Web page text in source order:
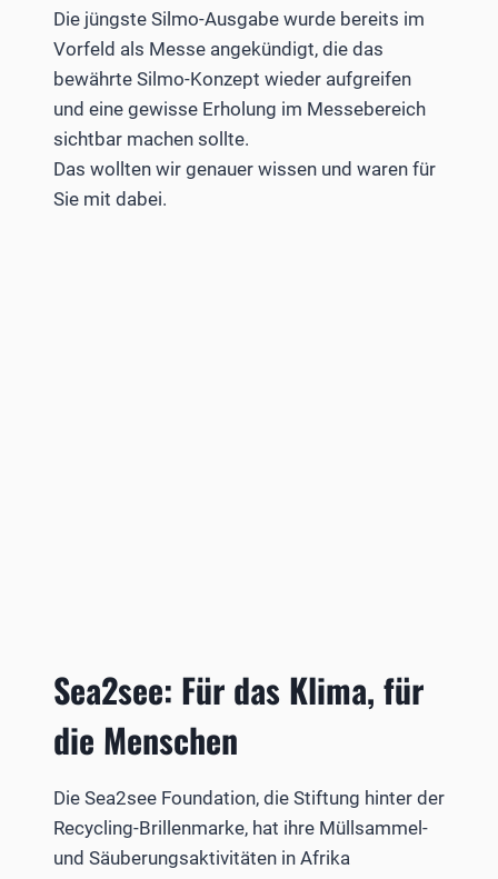
Die jüngste Silmo-Ausgabe wurde bereits im
Vorfeld als Messe angekündigt, die das
bewährte Silmo-Konzept wieder aufgreifen
und eine gewisse Erholung im Messebereich
sichtbar machen sollte.
Das wollten wir genauer wissen und waren für
Sie mit dabei.
Sea2see: Für das Klima, für
die Menschen
Die Sea2see Foundation, die Stiftung hinter der
Recycling-Brillenmarke, hat ihre Müllsammel-
und Säuberungsaktivitäten in Afrika